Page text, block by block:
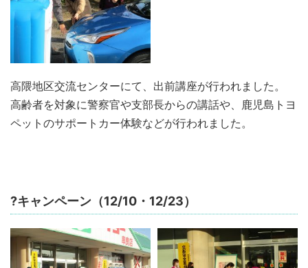
高隈地区交流センターにて、出前講座が行われました。
高齢者を対象に警察官や支部長からの講話や、鹿児島トヨ
ペットのサポートカー体験などが行われました。
?キャンペーン（12/10・12/23）